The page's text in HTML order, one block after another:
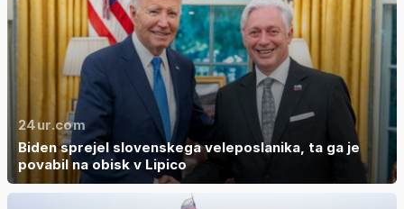
24ur.com
Biden sprejel slovenskega veleposlanika, ta ga je
povabil na obisk v Lipico